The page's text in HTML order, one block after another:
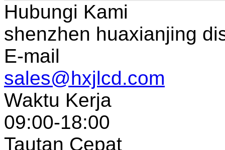
Hubungi Kami
shenzhen huaxianjing
E-mail
sales@hxjlcd.com
Waktu Kerja
09:00-18:00
Tautan Cepat